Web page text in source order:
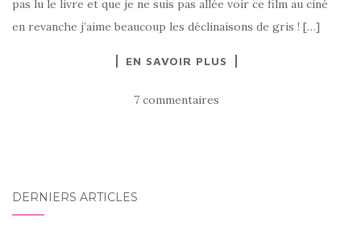
pas lu le livre et que je ne suis pas allée voir ce film au ciné
en revanche j’aime beaucoup les déclinaisons de gris ! […]
EN SAVOIR PLUS
7 commentaires
DERNIERS ARTICLES